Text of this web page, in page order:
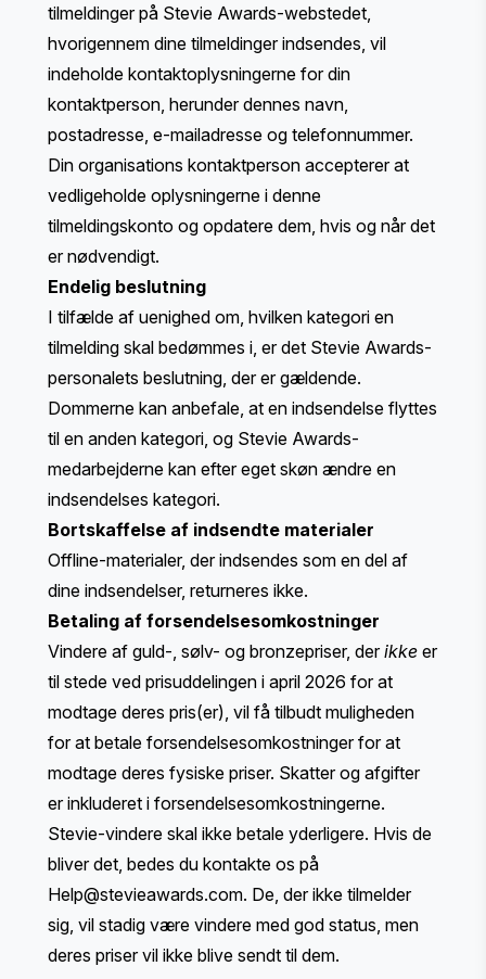
tilmeldinger på Stevie Awards-webstedet,
hvorigennem dine tilmeldinger indsendes, vil
indeholde kontaktoplysningerne for din
kontaktperson, herunder dennes navn,
postadresse, e-mailadresse og telefonnummer.
Din organisations kontaktperson accepterer at
vedligeholde oplysningerne i denne
tilmeldingskonto og opdatere dem, hvis og når det
er nødvendigt.
Endelig beslutning
I tilfælde af uenighed om, hvilken kategori en
tilmelding skal bedømmes i, er det Stevie Awards-
personalets beslutning, der er gældende.
Dommerne kan anbefale, at en indsendelse flyttes
til en anden kategori, og Stevie Awards-
medarbejderne kan efter eget skøn ændre en
indsendelses kategori.
Bortskaffelse af indsendte materialer
Offline-materialer, der indsendes som en del af
dine indsendelser, returneres ikke.
Betaling af forsendelsesomkostninger
Vindere af guld-, sølv- og bronzepriser, derikke er
til stede ved prisuddelingen i april 2026 for at
modtage deres pris(er), vil få tilbudt muligheden
for at betale forsendelsesomkostninger for at
modtage deres fysiske priser. Skatter og afgifter
er inkluderet i forsendelsesomkostningerne.
Stevie-vindere skal ikke betale yderligere. Hvis de
bliver det, bedes du kontakte os på
Help@stevieawards.com. De, der ikke tilmelder
sig, vil stadig være vindere med god status, men
deres priser vil ikke blive sendt til dem.